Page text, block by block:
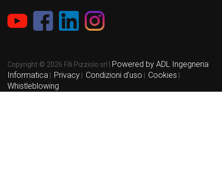
Copyright © 2026 F.lli Pizziolo srl | Powered by ADL Ingegneria
Informatica | Privacy | Condizioni d'uso | Cookies |
Whistleblowing